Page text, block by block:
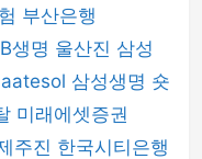
부산은행
생명 울산진 삼성
aatesol 삼성생명 숏
미래에셋증권
주진 한국시티은행